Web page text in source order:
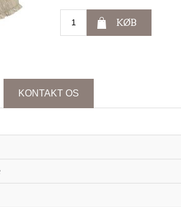
KØB
KONTAKT OS